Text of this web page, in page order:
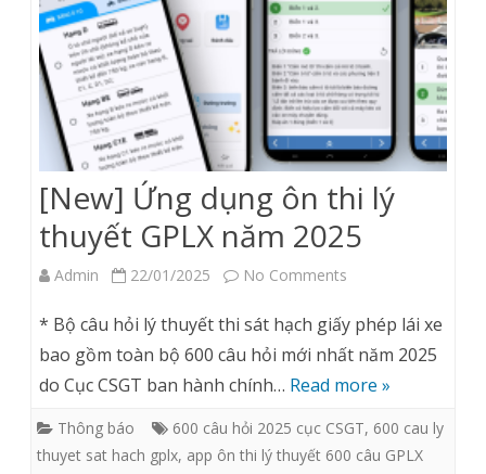
2025
[New] Ứng dụng ôn thi lý
thuyết GPLX năm 2025
Admin 22/01/2025 No Comments
Ứng
dụng
ôn
thi
* Bộ câu hỏi lý thuyết thi sát hạch giấy phép lái xe
bao gồm toàn bộ 600 câu hỏi mới nhất năm 2025
do Cục CSGT ban hành chính… Read more »
Thông báo 600 câu hỏi 2025 cục CSGT, 600 cau ly
thuyet sat hach gplx, app ôn thi lý thuyết 600 câu GPLX